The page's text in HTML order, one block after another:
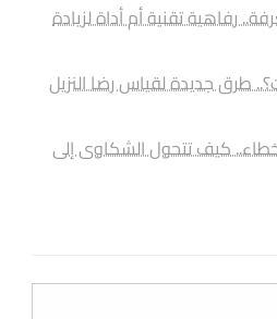
رفاهية تقنية أم أداة لزيادة
طرق جديدة لقياس رضا النزيل
كيف تتحول الشكاوى إلى